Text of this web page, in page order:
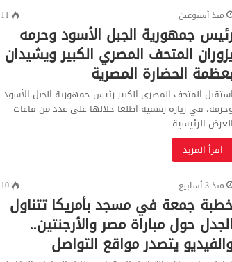
منذ أسبوعين 11
رئيس جمهورية الجبل الأسود وحرمه
المتحف المصري الكبير ويشيدان
الحضارة المصرية
استقبل المتحف المصري الكبير رئيس جمهورية الجبل الأسود
في زيارة رسمية اطلعا خلالها على عدد من قاعات
العرض الرئيسية…
اقرأ المزيد
منذ 3 أسابيع 10
خطبة جمعة في مسجد بأمريكا تتناول
الجدل حول مباراة مصر والأرجنتين..
يتصدر مواقع التواصل